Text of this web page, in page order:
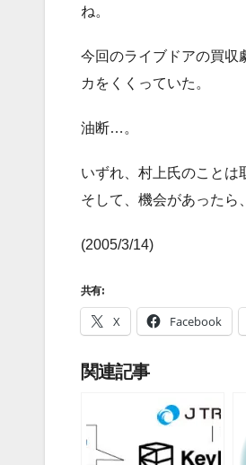
ね。
今回のライブドアの買収
カをくくっていた。
油断…。
いずれ、村上氏のことは
そして、機会があったら
(2005/3/14)
共有:
X Facebook
関連記事